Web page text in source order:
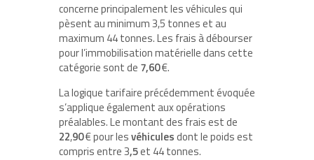
concerne principalement les véhicules qui
pèsent au minimum 3,5 tonnes et au
maximum 44 tonnes. Les frais à débourser
pour l’immobilisation matérielle dans cette
catégorie sont de 7,60€.
La logique tarifaire précédemment évoquée
s’applique également aux opérations
préalables. Le montant des frais est de
22,90€ pour lesvéhiculesdont le poids est
compris entre 3,5et 44 tonnes.